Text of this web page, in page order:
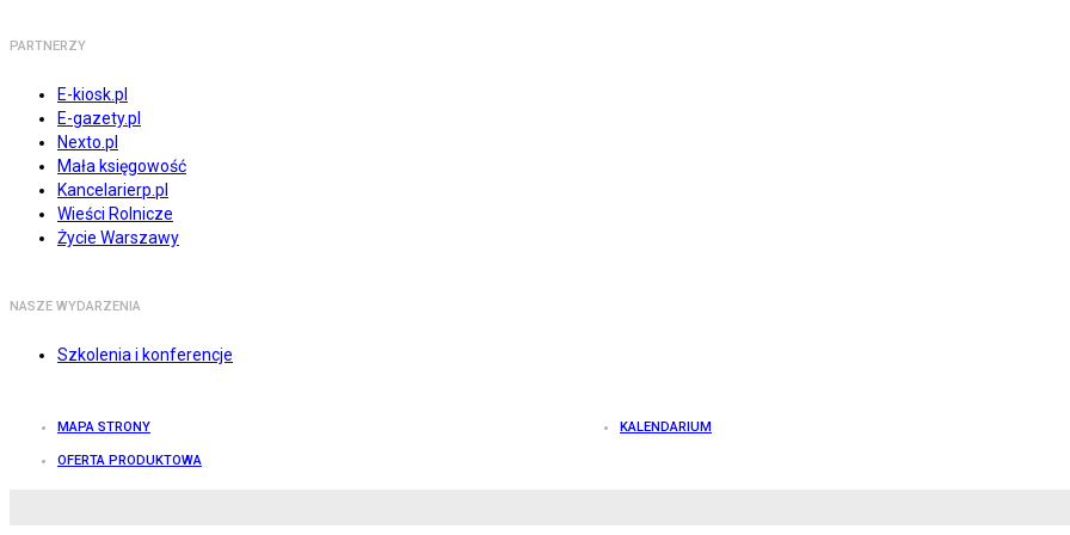
PARTNERZY
E-kiosk.pl
E-gazety.pl
Nexto.pl
Mała księgowość
Kancelarierp.pl
Wieści Rolnicze
Życie Warszawy
NASZE WYDARZENIA
Szkolenia i konferencje
MAPA STRONY KALENDARIUM
OFERTA PRODUKTOWA